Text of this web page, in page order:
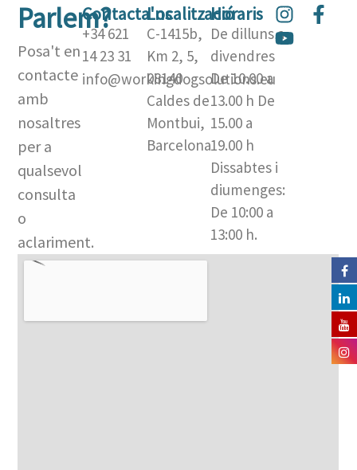
Parlem?
Posa't en
contacte
amb
nosaltres
per a
qualsevol
consulta
o
aclariment.
Contacta'ns
+34 621
14 23 31
info@workingdogsolutions.eu
Localització
C-1415b,
Km 2, 5,
08140
Caldes de
Montbui,
Barcelona​
Horaris
De dilluns a
divendres
De 10.00 a
13.00 h De
15.00 a
19.00 h
Dissabtes i
diumenges:
De 10:00 a
13:00 h.
I
n
s
F
Y
o
u